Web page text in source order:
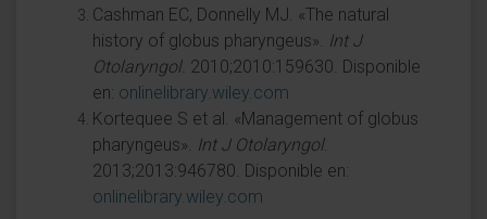
Cashman EC, Donnelly MJ. «The natural
history of globus pharyngeus». Int J
Otolaryngol. 2010;2010:159630. Disponible
en: onlinelibrary.wiley.com
Kortequee S et al. «Management of globus
pharyngeus». Int J Otolaryngol.
2013;2013:946780. Disponible en:
onlinelibrary.wiley.com